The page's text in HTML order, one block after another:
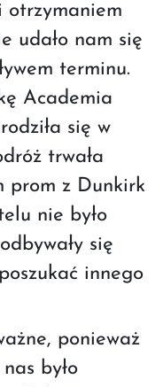
otrzymaniem
udało nam się
terminu.
Academia
się w
trwała
prom z Dunkirk
nie było
się
innego
ponieważ
było